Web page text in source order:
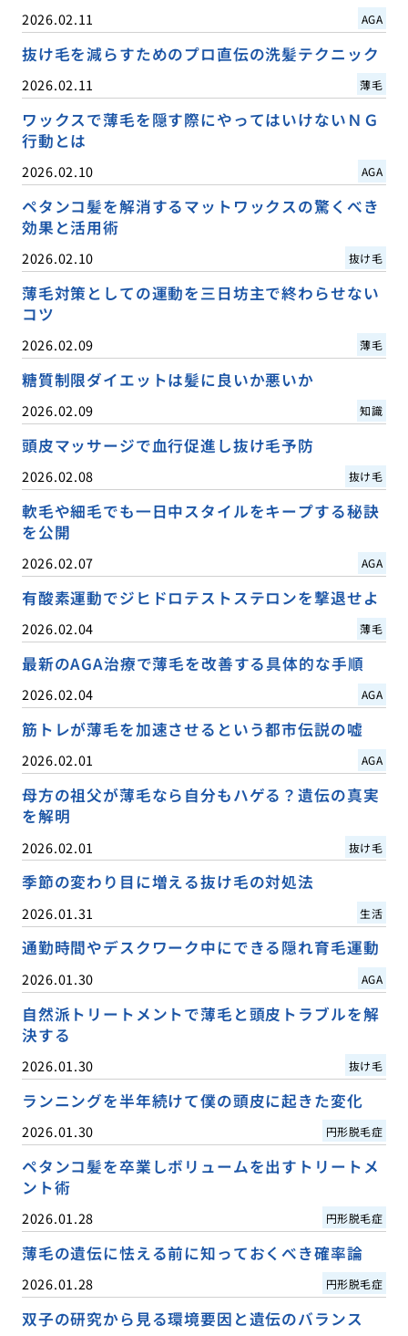
2026.02.11 AGA
抜け毛を減らすためのプロ直伝の洗髪テクニック
2026.02.11 薄毛
ワックスで薄毛を隠す際にやってはいけないＮＧ
行動とは
2026.02.10 AGA
ペタンコ髪を解消するマットワックスの驚くべき
効果と活用術
2026.02.10 抜け毛
薄毛対策としての運動を三日坊主で終わらせない
コツ
2026.02.09 薄毛
糖質制限ダイエットは髪に良いか悪いか
2026.02.09 知識
頭皮マッサージで血行促進し抜け毛予防
2026.02.08 抜け毛
軟毛や細毛でも一日中スタイルをキープする秘訣
を公開
2026.02.07 AGA
有酸素運動でジヒドロテストステロンを撃退せよ
2026.02.04 薄毛
最新のAGA治療で薄毛を改善する具体的な手順
2026.02.04 AGA
筋トレが薄毛を加速させるという都市伝説の嘘
2026.02.01 AGA
母方の祖父が薄毛なら自分もハゲる？遺伝の真実
を解明
2026.02.01 抜け毛
季節の変わり目に増える抜け毛の対処法
2026.01.31 生活
通勤時間やデスクワーク中にできる隠れ育毛運動
2026.01.30 AGA
自然派トリートメントで薄毛と頭皮トラブルを解
決する
2026.01.30 抜け毛
ランニングを半年続けて僕の頭皮に起きた変化
2026.01.30 円形脱毛症
ペタンコ髪を卒業しボリュームを出すトリートメ
ント術
2026.01.28 円形脱毛症
薄毛の遺伝に怯える前に知っておくべき確率論
2026.01.28 円形脱毛症
双子の研究から見る環境要因と遺伝のバランス